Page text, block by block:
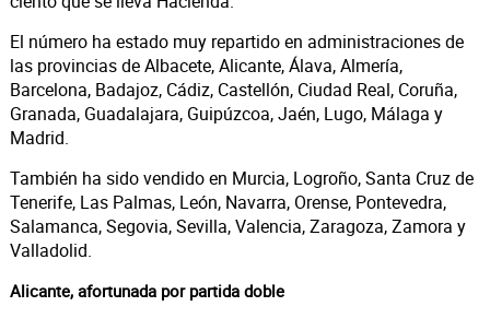
El número ha estado muy repartido en administraciones de
las provincias de Albacete, Alicante, Álava, Almería,
Barcelona, Badajoz, Cádiz, Castellón, Ciudad Real, Coruña,
Granada, Guadalajara, Guipúzcoa, Jaén, Lugo, Málaga y
Madrid.
También ha sido vendido en Murcia, Logroño, Santa Cruz de
Tenerife, Las Palmas, León, Navarra, Orense, Pontevedra,
Salamanca, Segovia, Sevilla, Valencia, Zaragoza, Zamora y
Valladolid.
Alicante, afortunada por partida doble